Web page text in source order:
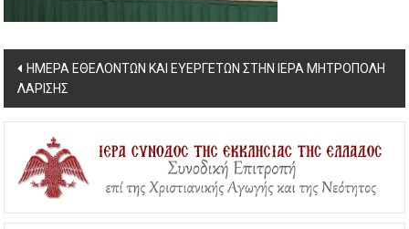
Post
navigation
ΗΜΕΡΑ ΕΘΕΛΟΝΤΩΝ ΚΑΙ ΕΥΕΡΓΕΤΩΝ ΣΤΗΝ ΙΕΡΑ ΜΗΤΡΟΠΟΛΗ
ΛΑΡΙΣΗΣ